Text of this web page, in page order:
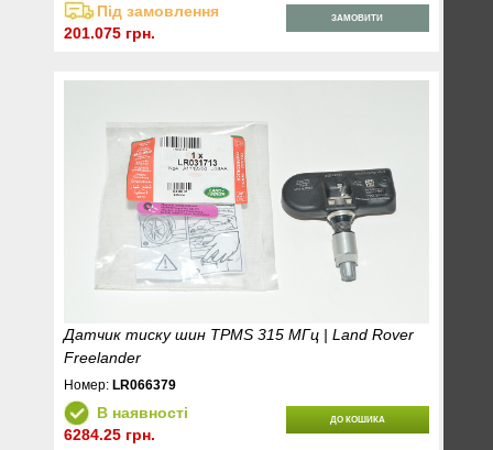
Під замовлення
201.075 грн.
ЗАМОВИТИ
Датчик тиску шин TPMS 315 МГц | Land Rover
Freelander
Номер:LR066379
В наявності
6284.25 грн.
ДО КОШИКА